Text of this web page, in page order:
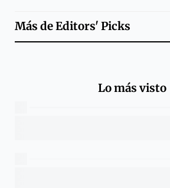
Más deEditors' Picks
Lo más visto